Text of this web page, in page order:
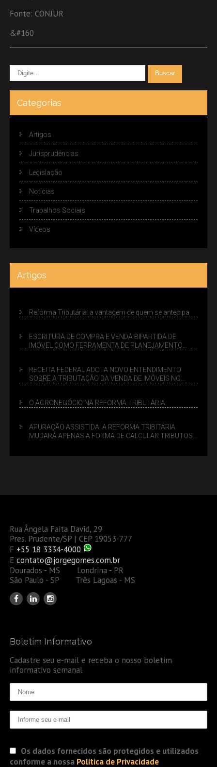
Fonte: CONJUR
&#160
Categorias
Artigos
Jurisprudências
Legislação
Notícias
Trabalhos Sociais
Vídeos
Artigos
Reforma Tributária: a vantagem de quem se antecipa
ESCRITURA DE COMPRA E VENDA BIPARTIDA DE
IMÓVEL COMO FERRAMENTA DE PLANEJAMENTO
RECEITA FEDERAL ADOTA NOVO ENTENDIMENTO
SOBRE A TRIBUTAÇÃO DA VENDA DE IMÓVEIS NO
O AGRONEGÓCIO NA REFORMA TRIBUTÁRIA
APURAÇÃO ASSISTIDA: A REFORMA TRIBITÁRIA
MUDARÁ APENAS A FORMA DE CALCULAR TRIBUTOS
Rua Ângela Faita David, 29
Pres. Prudente/SP | CEP 19053-777
F +55 18 3334-4000
E contato@jorgegomes.com.br
Dourados - MS Londrina - PR
São Paulo - SP Três Lagoas - MS
Boletim Informativo
Cadastre seu e-mail e receba o nosso boletim
informativo semanal
Os dados fornecidos são protegidos e utilizados
conforme a nossa Politica de Privacidade